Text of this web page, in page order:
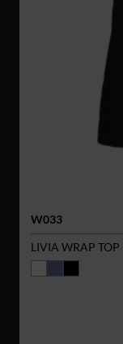
W033
LIVIA WRAP TOP